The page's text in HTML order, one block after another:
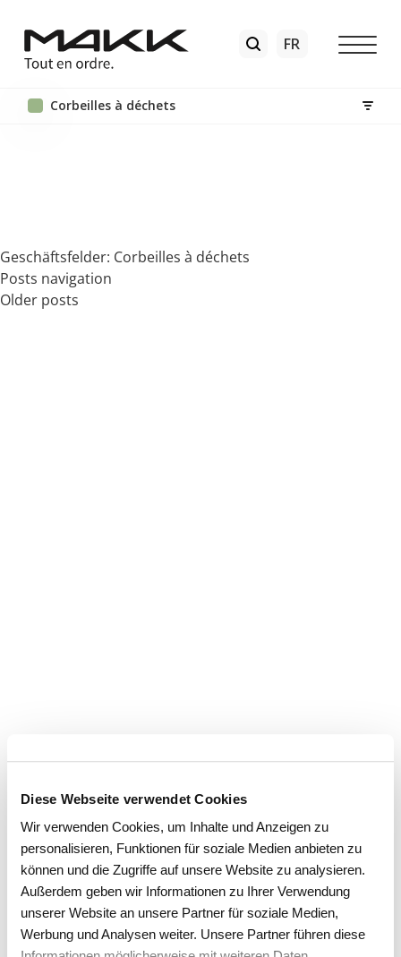
Diese Webseite verwendet Cookies
Wir verwenden Cookies, um Inhalte und Anzeigen zu
personalisieren, Funktionen für soziale Medien anbieten zu
können und die Zugriffe auf unsere Website zu analysieren.
Außerdem geben wir Informationen zu Ihrer Verwendung
unserer Website an unsere Partner für soziale Medien,
Werbung und Analysen weiter. Unsere Partner führen diese
Corbeilles à déchets
Geschäftsfelder: Corbeilles à déchets
Posts navigation
Older posts